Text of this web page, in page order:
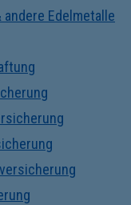
andere Edelmetalle